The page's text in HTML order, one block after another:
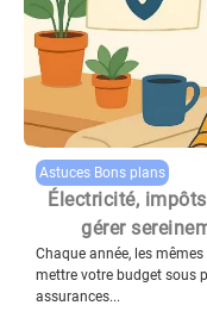
Astuces Bons plans
Électricité,
gérer
Chaque année, les
mettre votre budget sous
assurances...